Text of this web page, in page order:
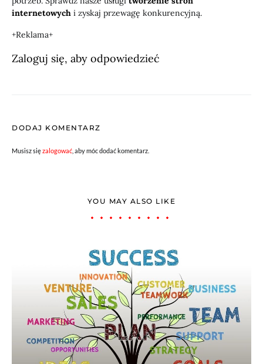
internetowych i zyskaj przewagę konkurencyjną.
+Reklama+
Zaloguj się, aby odpowiedzieć
DODAJ KOMENTARZ
Musisz sięzalogować , aby móc dodać komentarz.
YOU MAY ALSO LIKE